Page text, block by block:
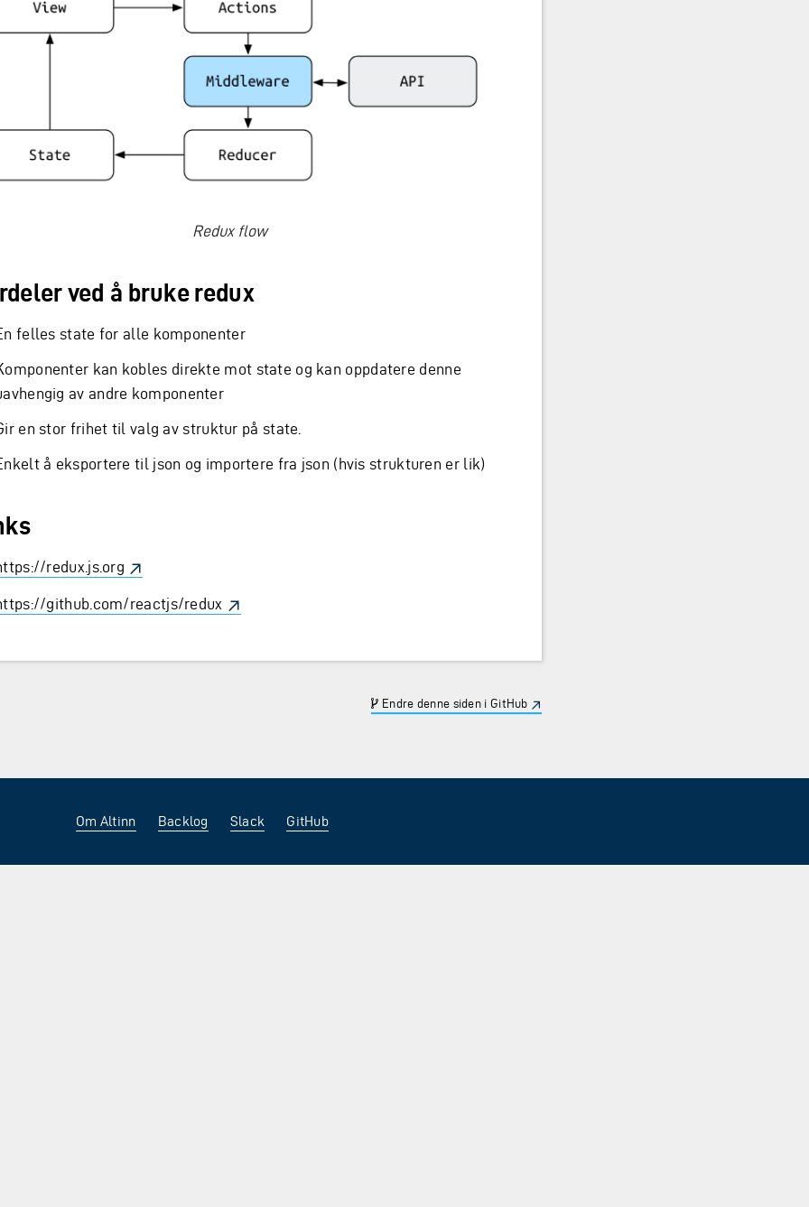
Redux flow
ved å bruke redux
felles state for alle komponenter
kan kobles direkte mot state og kan oppdatere denne
av andre komponenter
en stor frihet til valg av struktur på state.
å eksportere til json og importere fra json (hvis strukturen er lik)
redux.js.org
github.com/reactjs/redux
Endre denne siden i GitHub
Om Altinn Backlog Slack GitHub